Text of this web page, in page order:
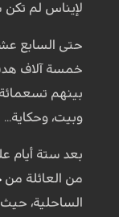
لإيناس لم تكن
حتى السابع
خمسة آلاف
بينهم
وبيت، وحكاية...
بعد ستة أيام
من العائلة من
الساحلية،